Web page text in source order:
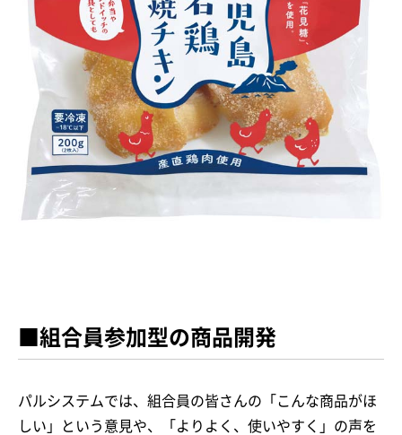
■組合員参加型の商品開発
パルシステムでは、組合員の皆さんの「こんな商品がほ
しい」という意見や、「よりよく、使いやすく」の声を